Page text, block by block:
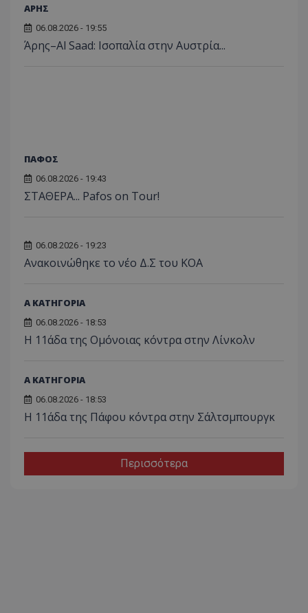
ΑΡΗΣ
06.08.2026 - 19:55
Άρης–Al Saad: Ισοπαλία στην Αυστρία...
ΠΑΦΟΣ
06.08.2026 - 19:43
ΣΤΑΘΕΡΑ... Pafos on Tour!
06.08.2026 - 19:23
Aνακοινώθηκε το νέο Δ.Σ του ΚΟΑ
Α ΚΑΤΗΓΟΡΙΑ
06.08.2026 - 18:53
Η 11άδα της Ομόνοιας κόντρα στην Λίνκολν
Α ΚΑΤΗΓΟΡΙΑ
06.08.2026 - 18:53
Η 11άδα της Πάφου κόντρα στην Σάλτσμπουργκ
Περισσότερα